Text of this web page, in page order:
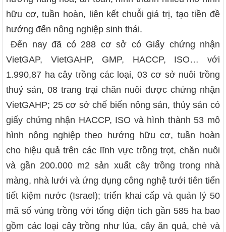
hữu cơ, tuần hoàn, liên kết chuỗi giá trị, tạo tiền đề
hướng đến nông nghiệp sinh thái.
Đến nay đã có 288 cơ sở có Giấy chứng nhận
VietGAP, VietGAHP, GMP, HACCP, ISO… với
1.990,87 ha cây trồng các loại, 03 cơ sở nuôi trồng
thuỷ sản, 08 trang trại chăn nuôi được chứng nhận
VietGAHP; 25 cơ sở chế biến nông sản, thủy sản có
giấy chứng nhận HACCP, ISO và hình thành 53 mô
hình nông nghiệp theo hướng hữu cơ, tuần hoàn
cho hiệu quả trên các lĩnh vực trồng trọt, chăn nuôi
và gần 200.000 m2 sản xuất cây trồng trong nhà
màng, nhà lưới và ứng dụng công nghệ tưới tiên tiến
tiết kiệm nước (Israel); triển khai cấp và quản lý 50
mã số vùng trồng với tổng diện tích gần 585 ha bao
gồm các loại cây trồng như lúa, cây ăn quả, chè và